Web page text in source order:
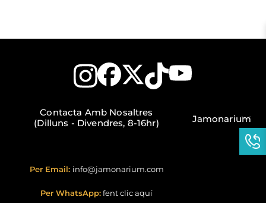
Contacta Amb Nosaltres
(Dilluns - Divendres, 8-16hr)
Per Email: info@jamonarium.com
Per WhatsApp:fent clic aquí
Jamonarium